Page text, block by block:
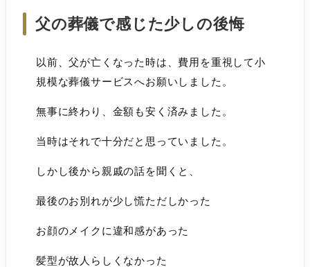
父の葬儀で感じた少しの後悔
以前、父が亡くなった時は、費用を重視して小
規模な葬儀サービスへお願いしました。
無事に終わり、金額も安く済みました。
当時はそれで十分だと思っていました。
しかし後から親戚の話を聞くと、
最後のお別れが少し慌ただしかった
お顔のメイクに違和感があった
髪型が故人らしくなかった